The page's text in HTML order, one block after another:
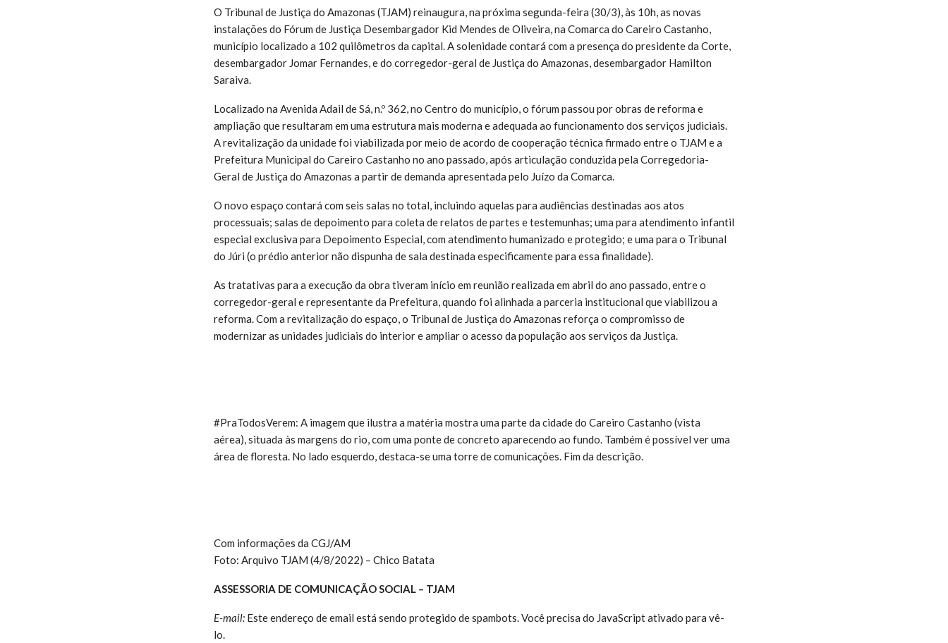
O Tribunal de Justiça do Amazonas (TJAM) reinaugura, na próxima segunda-feira (30/3), às 10h, as novas
instalações do Fórum de Justiça Desembargador Kid Mendes de Oliveira, na Comarca do Careiro Castanho,
município localizado a 102 quilômetros da capital. A solenidade contará com a presença do presidente da Corte,
desembargador Jomar Fernandes, e do corregedor-geral de Justiça do Amazonas, desembargador Hamilton
Saraiva.
Localizado na Avenida Adail de Sá, n.º 362, no Centro do município, o fórum passou por obras de reforma e
ampliação que resultaram em uma estrutura mais moderna e adequada ao funcionamento dos serviços judiciais.
A revitalização da unidade foi viabilizada por meio de acordo de cooperação técnica firmado entre o TJAM e a
Prefeitura Municipal do Careiro Castanho no ano passado, após articulação conduzida pela Corregedoria-
Geral de Justiça do Amazonas a partir de demanda apresentada pelo Juízo da Comarca.
O novo espaço contará com seis salas no total, incluindo aquelas para audiências destinadas aos atos
processuais; salas de depoimento para coleta de relatos de partes e testemunhas; uma para atendimento infantil
especial exclusiva para Depoimento Especial, com atendimento humanizado e protegido; e uma para o Tribunal
do Júri (o prédio anterior não dispunha de sala destinada especificamente para essa finalidade).
As tratativas para a execução da obra tiveram início em reunião realizada em abril do ano passado, entre o
corregedor-geral e representante da Prefeitura, quando foi alinhada a parceria institucional que viabilizou a
reforma. Com a revitalização do espaço, o Tribunal de Justiça do Amazonas reforça o compromisso de
modernizar as unidades judiciais do interior e ampliar o acesso da população aos serviços da Justiça.
#PraTodosVerem: A imagem que ilustra a matéria mostra uma parte da cidade do Careiro Castanho (vista
aérea), situada às margens do rio, com uma ponte de concreto aparecendo ao fundo. Também é possível ver uma
área de floresta. No lado esquerdo, destaca-se uma torre de comunicações. Fim da descrição.
Com informações da CGJ/AM
Foto: Arquivo TJAM (4/8/2022) – Chico Batata
ASSESSORIA DE COMUNICAÇÃO SOCIAL – TJAM
E-mail: Este endereço de email está sendo protegido de spambots. Você precisa do JavaScript ativado para vê-
lo.